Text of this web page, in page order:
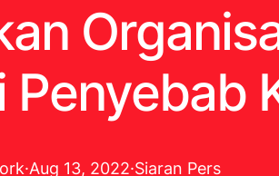
Penyebab
·Aug 13, 2022·Siaran Pers